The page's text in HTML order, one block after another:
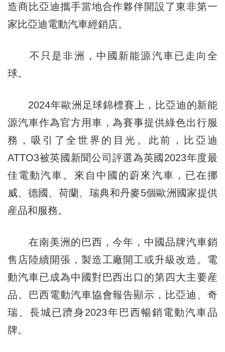
造商比亞迪攜手當地合作夥伴開設了東非第一
家比亞迪電動汽車經銷店。
不只是非洲，中國新能源汽車已走向全
球。
2024年歐洲足球錦標賽上，比亞迪的新能
源汽車作為官方用車，為賽事提供綠色出行服
務，吸引了全世界的目光。此前，比亞迪
ATTO3被英國新聞公司評選為英國2023年度最
佳電動汽車。來自中國的蔚來汽車，已在挪
威、德國、荷蘭、瑞典和丹麥5個歐洲國家提供
産品和服務。
在南美洲的巴西，今年，中國品牌汽車銷
售店陸續開張，製造工廠開工或升級改造。電
動汽車已成為中國對巴西出口的第四大主要産
品。巴西電動汽車協會報告顯示，比亞迪、奇
瑞、長城已躋身2023年巴西暢銷電動汽車品
牌。